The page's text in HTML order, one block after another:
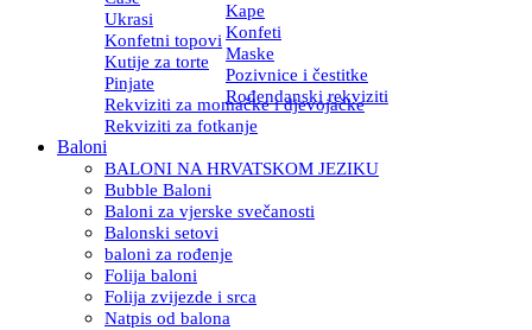
Ukrasi
Kape
Konfetni topovi Konfeti
Kutije za torte
Maske
Pinjate
Pozivnice i čestitke
Rekviziti za momačke i djevojačke
Rođendanski rekviziti
Rekviziti za fotkanje
Baloni
BALONI NA HRVATSKOM JEZIKU
Bubble Baloni
Baloni za vjerske svečanosti
Balonski setovi
baloni za rođenje
Folija baloni
Folija zvijezde i srca
Natpis od balona